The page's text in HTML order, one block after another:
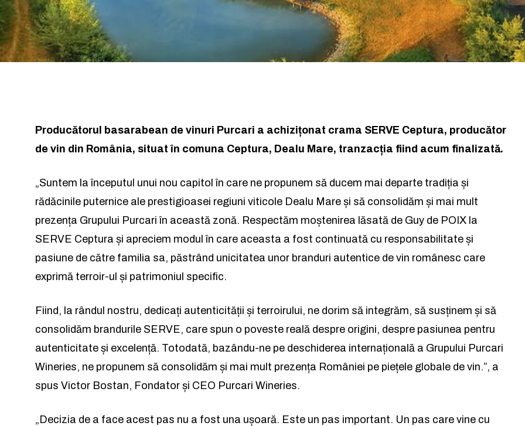
Producătorul basarabean de vinuri Purcari a achizițonat crama SERVE Ceptura, producător
de vin din România, situat în comuna Ceptura, Dealu Mare, tranzacția fiind acum finalizată.
„Suntem la începutul unui nou capitol în care ne propunem să ducem mai departe tradiția și
rădăcinile puternice ale prestigioasei regiuni viticole Dealu Mare și să consolidăm și mai mult
prezența Grupului Purcari în această zonă. Respectăm moștenirea lăsată de Guy de POIX la
SERVE Ceptura și apreciem modul în care aceasta a fost continuată cu responsabilitate și
pasiune de către familia sa, păstrând unicitatea unor branduri autentice de vin românesc care
exprimă terroir-ul și patrimoniul specific.
Fiind, la rândul nostru, dedicați autenticității și terroirului, ne dorim să integrăm, să susținem și să
consolidăm brandurile SERVE, care spun o poveste reală despre origini, despre pasiunea pentru
autenticitate și excelență. Totodată, bazându-ne pe deschiderea internațională a Grupului Purcari
Wineries, ne propunem să consolidăm și mai mult prezența României pe piețele globale de vin.”, a
spus Victor Bostan, Fondator și CEO Purcari Wineries.
„Decizia de a face acest pas nu a fost una ușoară. Este un pas important. Un pas care vine cu